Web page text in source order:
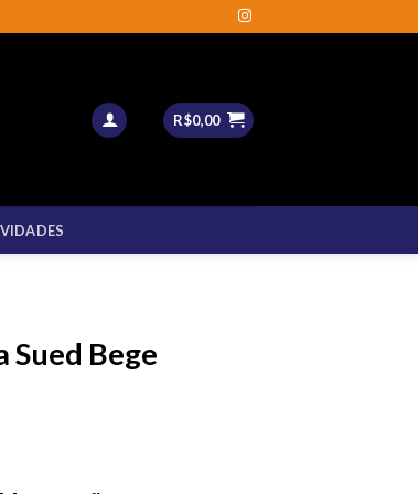
R$0,00
Sued Bege